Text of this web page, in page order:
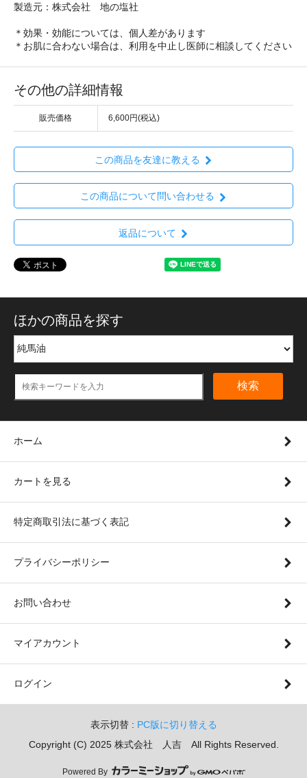
製造元：株式会社 地の塩社
＊効果・効能については、個人差があります
＊お肌に合わない場合は、利用を中止し医師に相談してください
その他の詳細情報
販売価格 6,600円(税込)
この商品を友達に教える
この商品について問い合わせる
返品について
ほかの商品を探す
検索
ホーム
カートを見る
特定商取引法に基づく表記
プライバシーポリシー
お問い合わせ
マイアカウント
ログイン
表示切替 : PC版に切り替える
Copyright (C) 2025 株式会社 人吉 All Rights Reserved.
Powered By